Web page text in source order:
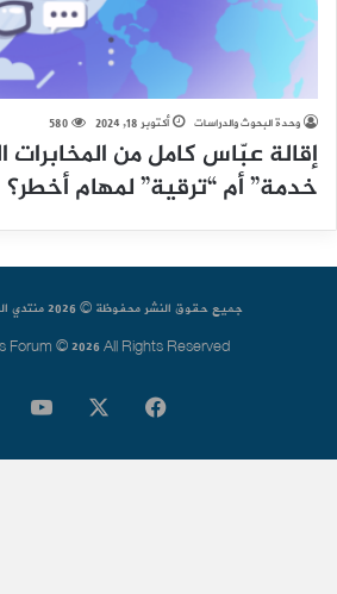
وحدة البحوث والدراسات أكتوبر 18, 2024 580
إقالة عبّاس كامل من المخابرات
خدمة” أم “ترقية” لمهام أخطر؟
جميع حقوق النشر محفوظة © 2026 منتدي الدراسات المستقبلية
Forum © 2026 All Rights Reserved
فيسبوك